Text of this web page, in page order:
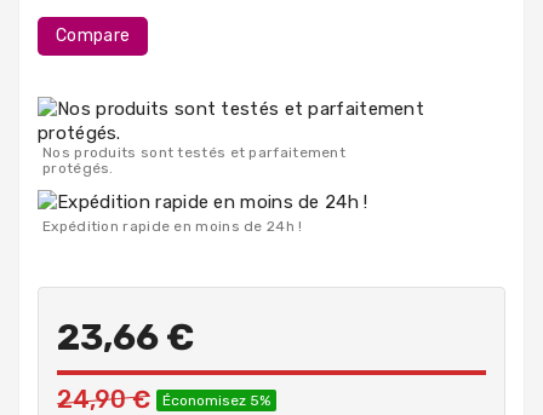
Compare
Nos produits sont testés et parfaitement
protégés.
Expédition rapide en moins de 24h !
23,66 €
24,90 € Économisez 5%